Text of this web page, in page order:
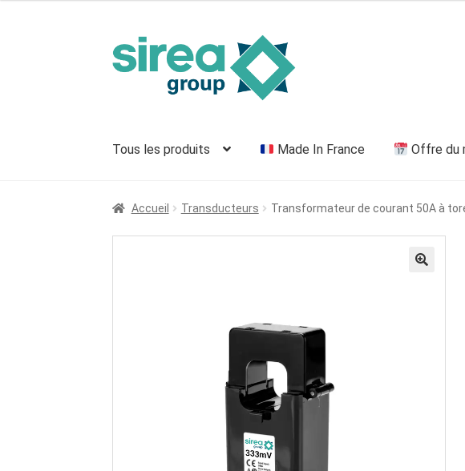
Aller
à
Aller
au
Tous les produits Made In France Offre du
Accueil Transducteurs Transformateur de courant 50A à